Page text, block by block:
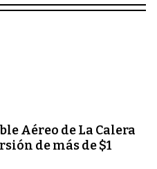
Aéreo de La Calera
de más de $1